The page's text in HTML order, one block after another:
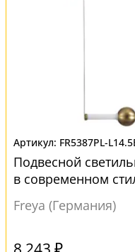
FR5387PL-
Подвесной
в современном
Freya (Германия)